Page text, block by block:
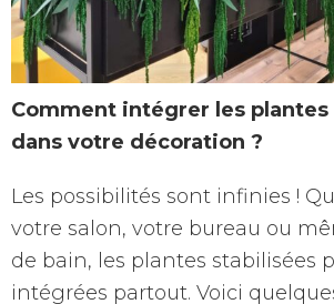
Comment intégrer les
dans votre décoration ?
Les possibilités sont infinies !
votre salon, votre bureau ou
de bain, les plantes stabilisées
intégrées partout. Voici